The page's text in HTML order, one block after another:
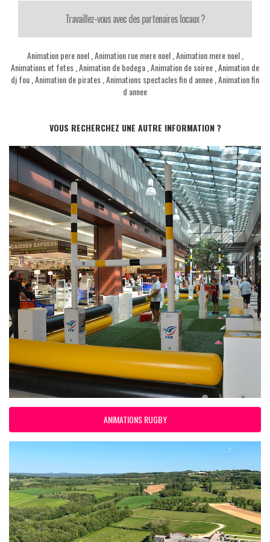
Travaillez-vous avec des partenaires locaux ?
Animation pere noel, Animation rue mere noel, Animation mere noel,
Animations et fetes Animation de bodega Animation de soiree Animation de
dj fou Animation de pirates Animations spectacles fin d annee Animation fin
d annee
VOUS RECHERCHEZ UNE AUTRE INFORMATION ?
ANIMATIONS RUGBY